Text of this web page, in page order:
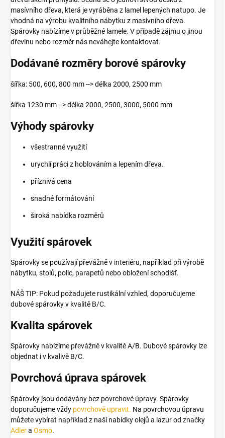
masívního dřeva, která je vyráběna z lamel lepených natupo. Je
vhodná na výrobu kvalitního nábytku z masivního dřeva.
Spárovky nabízíme v průběžné lamele. V případě zájmu o jinou
dřevinu nebo rozměr nás neváhejte kontaktovat.
Dodávané rozměry borové spárovky
šířka: 500, 600, 800 mm --> délka 2000, 2500 mm
šířka 1230 mm --> délka 2000, 2500, 3000, 5000 mm
Výhody spárovky
všestranné využití
urychlí práci z hoblováním a lepením dřeva.
příznivá cena
snadné formátování
široká nabídka rozměrů
Využití spárovek
Spárovky se používají převážně v interiéru, například při výrobě
nábytku, stolů, polic, parapetů nebo obložení schodišť.
NÁŠ TIP: Pokud požadujete rustikální vzhled, doporučujeme
dubové spárovky v kvalitě B/C.
Kvalita spárovek
Spárovky nabízíme převážně v kvalitě A/B. Dubové spárovky lze
objednat i v kvalivě B/C.
Povrchová úprava spárovek
Spárovky jsou dodávány bez povrchové úpravy. Spárovky
doporučujeme vždy povrchově upravit. Na povrchovou úpravu
můžete vybírat například z naší nabídky olejů a lazur od značky
Adlera Osmo.